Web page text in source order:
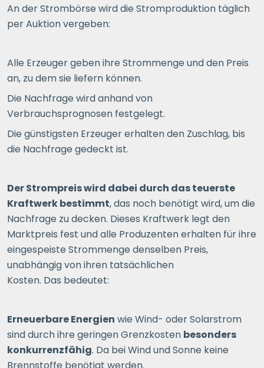
An der Strombörse wird die Stromproduktion täglich
per Auktion vergeben:
Alle Erzeuger geben ihre Strommenge und den Preis
an, zu dem sie liefern können.
Die Nachfrage wird anhand von
Verbrauchsprognosen festgelegt.
Die günstigsten Erzeuger erhalten den Zuschlag, bis
die Nachfrage gedeckt ist.
Der Strompreis wird dabei durch das teuerste
Kraftwerk bestimmt, das noch benötigt wird, um die
Nachfrage zu decken. Dieses Kraftwerk legt den
Marktpreis fest und alle Produzenten erhalten für ihre
eingespeiste Strommenge denselben Preis,
unabhängig von ihren tatsächlichen
Kosten. Das bedeutet:
Erneuerbare Energien wie Wind- oder Solarstrom
sind durch ihre geringen Grenzkosten besonders
konkurrenzfähig. Da bei Wind und Sonne keine